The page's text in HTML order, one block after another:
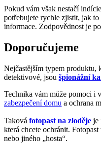
Pokud vám však nestačí
potřebujete rychle zjistit, jak
informace. Zodpovědnost je
Doporučujeme
Nejčastějším typem produktu,
detektivové, jsou špionážní
Technika vám může pomoci i
zabezpečení domu a ochrana
Taková fotopast na zloděje je
která chcete ochránit.
nebo jiného „hosta“.